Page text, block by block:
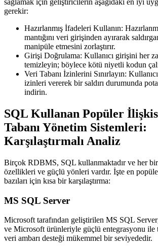
sağlamak için geliştiricilerin aşağıdaki en iyi
gerekir:
Hazırlanmış İfadeleri Kullanın:
mantığını veri girişinden ayırarak
manipüle etmesini zorlaştırır.
Girişi Doğrulama: Kullanıcı girişini her
temizleyin; böylece kötü niyetli kodun
Veri Tabanı İzinlerini Sınırlayın:
izinleri vererek bir saldırı durumunda
indirin.
SQL Kullanan Popüler
Tabanı Yönetim Sistemleri:
Karşılaştırmalı Analiz
Birçok RDBMS, SQL kullanmaktadır ve her
özellikleri ve güçlü yönleri vardır. İşte en
bazıları için kısa bir karşılaştırma:
MS SQL Server
Microsoft tarafından geliştirilen MS SQL Server
ve Microsoft ürünleriyle güçlü entegrasyonu ile
veri ambarı desteği mükemmel bir seviyededir.